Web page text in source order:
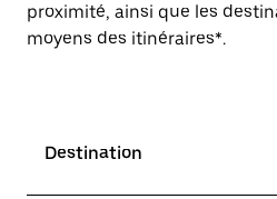
proximité, ainsi que les
moyens des itinéraires*.
Destination